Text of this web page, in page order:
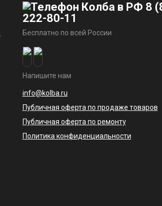
8
222-80-11
Бесплатно по всей России
Напишите нам
info@kolba.ru
Публичная оферта по продаже товаров
Публичная оферта по ремонту
Политика конфиденциальности